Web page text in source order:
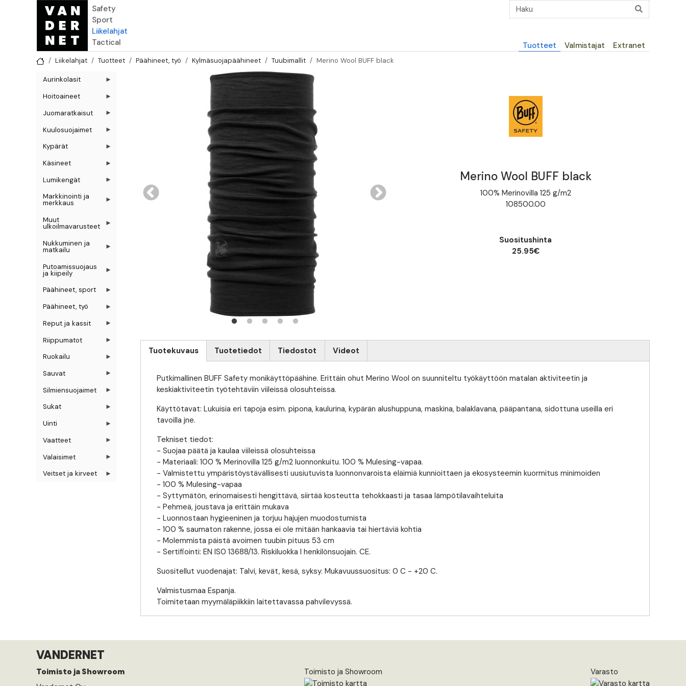
Hyppää pääsisältöön
Safety
Sport
Liikelahjat
Tactical
Päävalikko
Tuotteet Valmistajat Extranet
Liikelahjat Tuotteet Päähineet, työ Kylmäsuojapäähineet Tuubimallit Merino Wool BUFF black
Merino Wool BUFF black
100% Merinovilla 125 g/m2
108500.00
Suositushinta
25.95€
Tuotekuvaus
(aktiivinen välilehti)
Tuotetiedot Tiedostot Videot
Putkimallinen BUFF Safety monikäyttöpäähine. Erittäin ohut Merino Wool on suunniteltu työkäyttöön matalan aktiviteetin ja
keskiaktiviteetin työtehtäviin viileissä olosuhteissa.
Käyttötavat: Lukuisia eri tapoja esim. pipona, kaulurina, kypärän alushuppuna, maskina, balaklavana, pääpantana, sidottuna useilla eri
tavoilla jne.
Tekniset tiedot:
- Suojaa päätä ja kaulaa viileissä olosuhteissa
- Materiaali: 100 % Merinovilla 125 g/m2 luonnonkuitu. 100 % Mulesing-vapaa.
- Valmistettu ympäristöystävällisesti uusiutuvista luonnonvaroista eläimiä kunnioittaen ja ekosysteemin kuormitus minimoiden
- 100 % Mulesing-vapaa
- Syttymätön, erinomaisesti hengittävä, siirtää kosteutta tehokkaasti ja tasaa lämpötilavaihteluita
- Pehmeä, joustava ja erittäin mukava
- Luonnostaan hygieeninen ja torjuu hajujen muodostumista
- 100 % saumaton rakenne, jossa ei ole mitään hankaavia tai hiertäviä kohtia
- Molemmista päistä avoimen tuubin pituus 53 cm
- Sertifiointi: EN IS0 13688/13. Riskiluokka I henkilönsuojain. CE.
Suositellut vuodenajat: Talvi, kevät, kesä, syksy. Mukavuussuositus: 0 C - +20 C.
Valmistusmaa Espanja.
Toimitetaan myymäläpiikkiin laitettavassa pahvilevyssä.
Aurinkolasit
Hoitoaineet
Juomaratkaisut
Kuulosuojaimet
Kypärät
Käsineet
Lumikengät
Markkinointi ja
merkkaus
Muut
ulkoilmavarusteet
Nukkuminen ja
matkailu
Putoamissuojaus
ja kiipeily
Päähineet, sport
Päähineet, työ
Reput ja kassit
Riippumatot
Ruokailu
Sauvat
Silmiensuojaimet
Sukat
Uinti
Vaatteet
Valaisimet
Veitset ja kirveet
VANDERNET
Toimisto ja Showroom
Toimisto ja Showroom Varasto